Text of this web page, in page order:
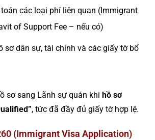
các loại phí liên quan (Immigrant
of Support Fee – nếu có)
sơ dân sự, tài chính và các giấy tờ bổ
sơ sang Lãnh sự quán khi hồ sơ
, tức đã đầy đủ giấy tờ hợp lệ.
(Immigrant Visa Application)